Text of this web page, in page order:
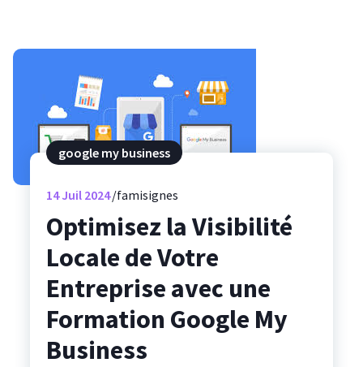
google my business
14Juil 2024 famisignes
Optimisez la Visibilité
Locale de Votre
Entreprise avec une
Formation Google My
Business